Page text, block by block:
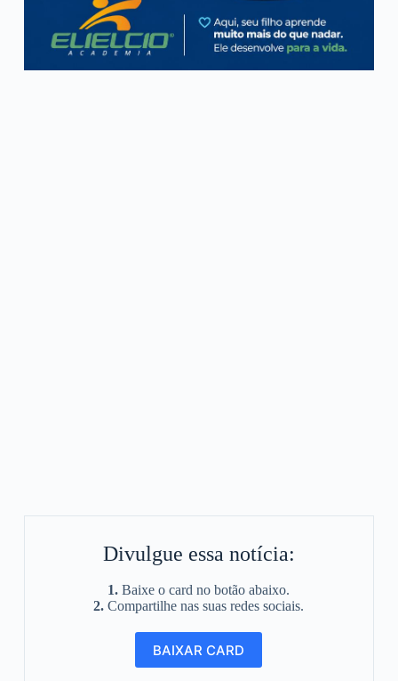
Divulgue essa notícia:
1. Baixe o card no botão abaixo.
2. Compartilhe nas suas redes sociais.